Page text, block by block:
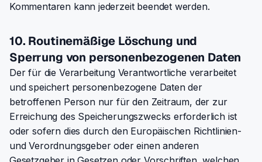
Kommentaren kann jederzeit beendet werden.
10. Routinemäßige Löschung und
Sperrung von personenbezogenen Daten
Der für die Verarbeitung Verantwortliche verarbeitet
und speichert personenbezogene Daten der
betroffenen Person nur für den Zeitraum, der zur
Erreichung des Speicherungszwecks erforderlich ist
oder sofern dies durch den Europäischen Richtlinien-
und Verordnungsgeber oder einen anderen